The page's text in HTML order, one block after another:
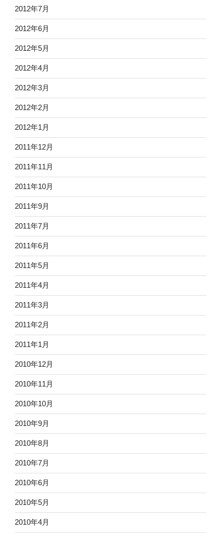
2012年7月
2012年6月
2012年5月
2012年4月
2012年3月
2012年2月
2012年1月
2011年12月
2011年11月
2011年10月
2011年9月
2011年7月
2011年6月
2011年5月
2011年4月
2011年3月
2011年2月
2011年1月
2010年12月
2010年11月
2010年10月
2010年9月
2010年8月
2010年7月
2010年6月
2010年5月
2010年4月